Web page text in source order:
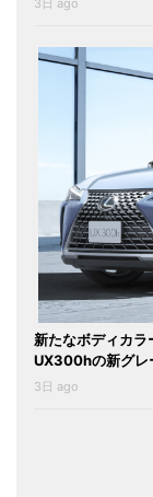
3日 ago
新たなボディカラ
UX300hの新グレ
3日 ago